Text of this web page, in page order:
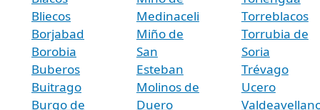
Bliecos
Borjabad
Borobia
Buberos
Buitrago
Burgo de
Medinaceli
Miño de
San
Esteban
Molinos de
Duero
Torreblacos
Torrubia de
Soria
Trévago
Ucero